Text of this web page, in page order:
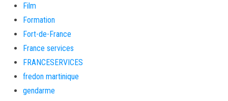
Film
Formation
Fort-de-France
France services
FRANCESERVICES
fredon martinique
gendarme